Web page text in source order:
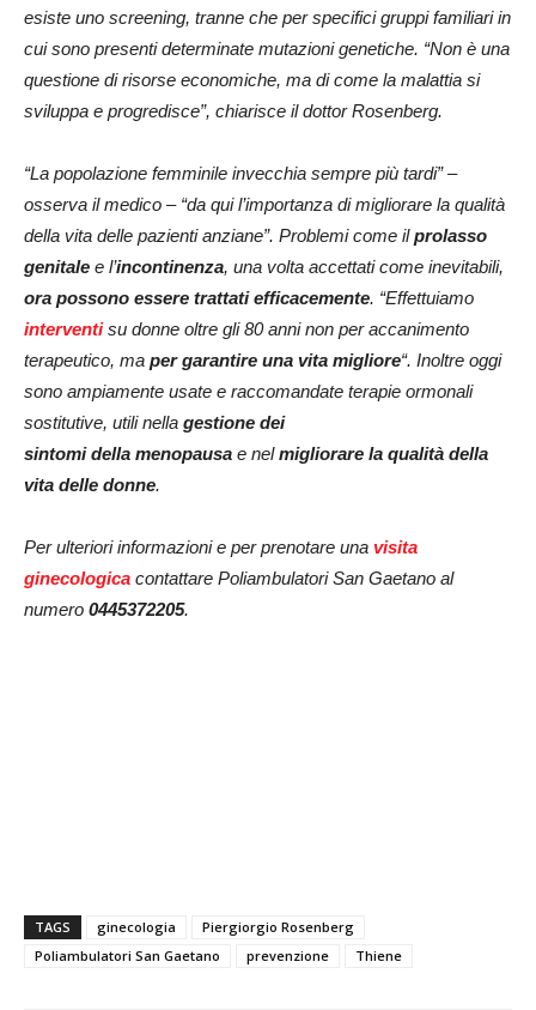
esiste uno screening, tranne che per specifici gruppi familiari in
cui sono presenti determinate mutazioni genetiche. “Non è una
questione di risorse economiche, ma di come la malattia si
sviluppa e progredisce”, chiarisce il dottor Rosenberg.
“La popolazione femminile invecchia sempre più tardi” –
osserva il medico – “da qui l’importanza di migliorare la qualità
della vita delle pazienti anziane”. Problemi come ilprolasso
genitale e l’incontinenza, una volta accettati come inevitabili,
ora possono essere trattati efficacemente. “Effettuiamo
interventisu donne oltre gli 80 anni non per accanimento
terapeutico, ma per garantire una vita migliore“. Inoltre oggi
sono ampiamente usate e raccomandate terapie ormonali
sostitutive, utili nella gestione dei
sintomi della menopausa e nelmigliorare la qualità della
vita delle donne.
Per ulteriori informazioni e per prenotare una visita
ginecologica contattare Poliambulatori San Gaetano al
numero 0445372205.
TAGS ginecologia
Piergiorgio Rosenberg
Poliambulatori San Gaetano
prevenzione Thiene